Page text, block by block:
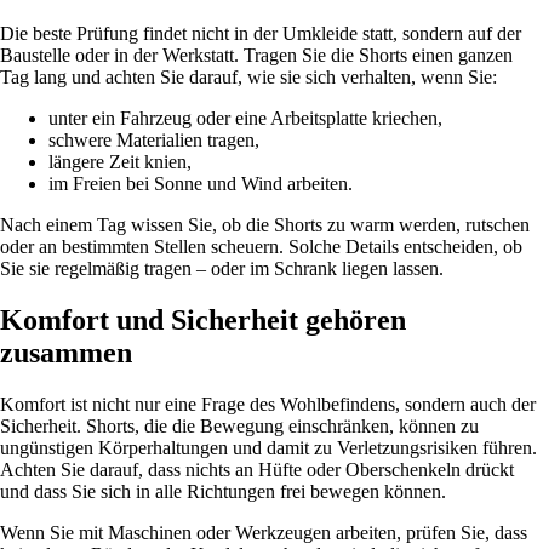
Die beste Prüfung findet nicht in der Umkleide statt, sondern auf der
Baustelle oder in der Werkstatt. Tragen Sie die Shorts einen ganzen
Tag lang und achten Sie darauf, wie sie sich verhalten, wenn Sie:
unter ein Fahrzeug oder eine Arbeitsplatte kriechen,
schwere Materialien tragen,
längere Zeit knien,
im Freien bei Sonne und Wind arbeiten.
Nach einem Tag wissen Sie, ob die Shorts zu warm werden, rutschen
oder an bestimmten Stellen scheuern. Solche Details entscheiden, ob
Sie sie regelmäßig tragen – oder im Schrank liegen lassen.
Komfort und Sicherheit gehören
zusammen
Komfort ist nicht nur eine Frage des Wohlbefindens, sondern auch der
Sicherheit. Shorts, die die Bewegung einschränken, können zu
ungünstigen Körperhaltungen und damit zu Verletzungsrisiken führen.
Achten Sie darauf, dass nichts an Hüfte oder Oberschenkeln drückt
und dass Sie sich in alle Richtungen frei bewegen können.
Wenn Sie mit Maschinen oder Werkzeugen arbeiten, prüfen Sie, dass